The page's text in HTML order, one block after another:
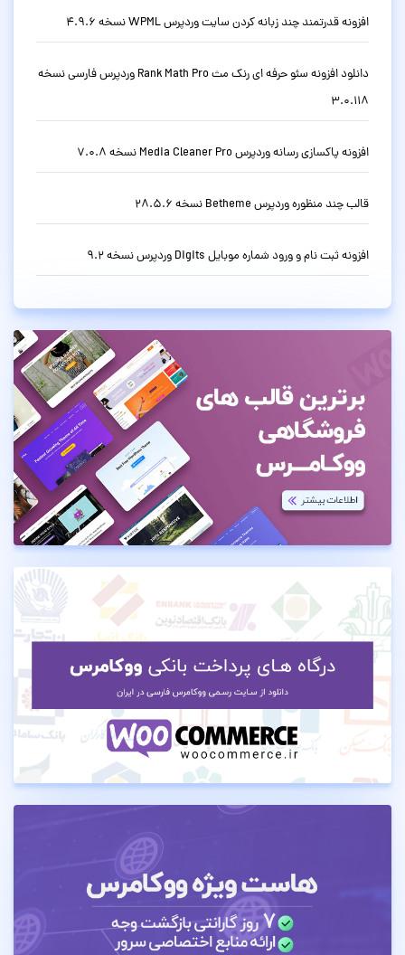
افزونه قدرتمند چند زبانه کردن سایت وردپرس WPML نسخه 4.9.6
دانلود افزونه سئو حرفه ای رنک مث Rank Math Pro وردپرس فارسی نسخه
3.0.118
افزونه پاکسازی رسانه وردپرس Media Cleaner Pro نسخه 7.0.8
قالب چند منظوره وردپرس Betheme نسخه 28.5.6
افزونه ثبت نام و ورود شماره موبایل Digits وردپرس نسخه 9.2